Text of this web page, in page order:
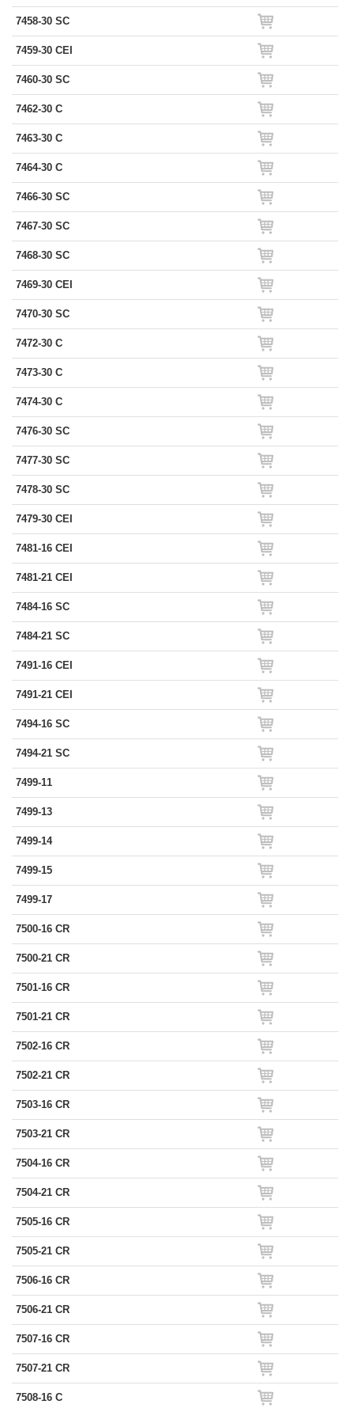
7458-30 SC
7459-30 CEI
7460-30 SC
7462-30 C
7463-30 C
7464-30 C
7466-30 SC
7467-30 SC
7468-30 SC
7469-30 CEI
7470-30 SC
7472-30 C
7473-30 C
7474-30 C
7476-30 SC
7477-30 SC
7478-30 SC
7479-30 CEI
7481-16 CEI
7481-21 CEI
7484-16 SC
7484-21 SC
7491-16 CEI
7491-21 CEI
7494-16 SC
7494-21 SC
7499-11
7499-13
7499-14
7499-15
7499-17
7500-16 CR
7500-21 CR
7501-16 CR
7501-21 CR
7502-16 CR
7502-21 CR
7503-16 CR
7503-21 CR
7504-16 CR
7504-21 CR
7505-16 CR
7505-21 CR
7506-16 CR
7506-21 CR
7507-16 CR
7507-21 CR
7508-16 C